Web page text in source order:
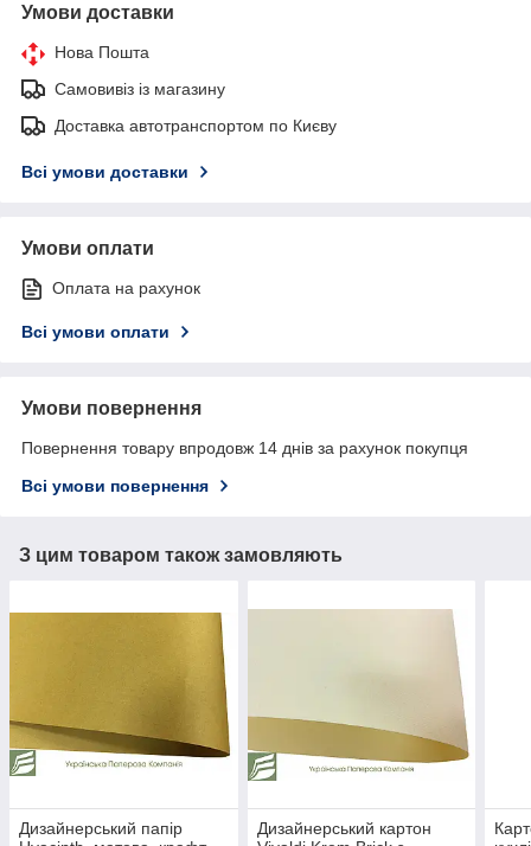
Умови доставки
Нова Пошта
Самовивіз із магазину
Доставка автотранспортом по Києву
Всі умови доставки
Умови оплати
Оплата на рахунок
Всі умови оплати
Умови повернення
Повернення товару впродовж 14 днів за рахунок покупця
Всі умови повернення
З цим товаром також замовляють
Дизайнерський папір
Дизайнерський картон